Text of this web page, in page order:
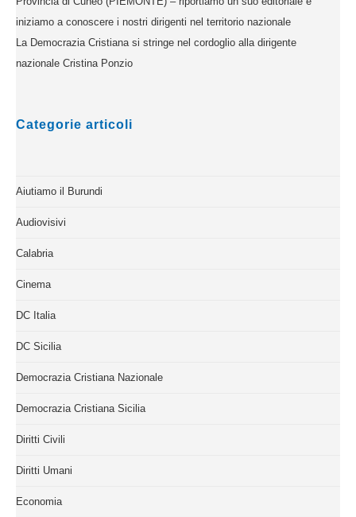
iniziamo a conoscere i nostri dirigenti nel territorio nazionale
La Democrazia Cristiana si stringe nel cordoglio alla dirigente
nazionale Cristina Ponzio
Categorie articoli
Aiutiamo il Burundi
Audiovisivi
Calabria
Cinema
DC Italia
DC Sicilia
Democrazia Cristiana Nazionale
Democrazia Cristiana Sicilia
Diritti Civili
Diritti Umani
Economia